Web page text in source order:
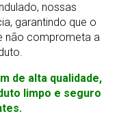
nossas
garantindo que o
não comprometa a
de alta qualidade,
limpo e seguro